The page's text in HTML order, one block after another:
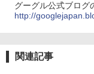
グーグル公式ブログ
http://
関連記事